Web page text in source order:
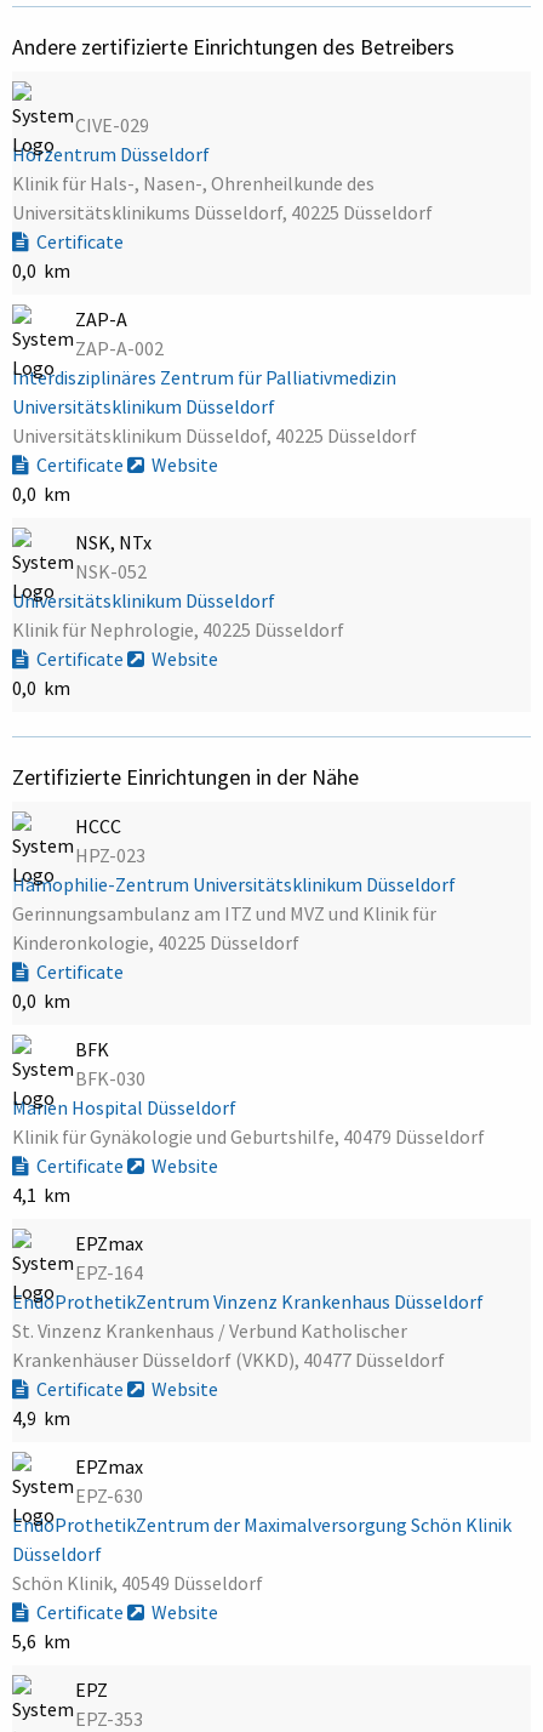
Andere zertifizierte Einrichtungen des Betreibers
CIVE-029
Hörzentrum Düsseldorf
Klinik für Hals-, Nasen-, Ohrenheilkunde des
Universitätsklinikums Düsseldorf, 40225 Düsseldorf
Certificate
0,0 km
ZAP-A
ZAP-A-002
Interdisziplinäres Zentrum für Palliativmedizin
Universitätsklinikum Düsseldorf
Universitätsklinikum Düsseldof, 40225 Düsseldorf
Certificate
Website
0,0 km
NSK, NTx
NSK-052
Universitätsklinikum Düsseldorf
Klinik für Nephrologie, 40225 Düsseldorf
Certificate
Website
0,0 km
Zertifizierte Einrichtungen in der Nähe
HCCC
HPZ-023
Hämophilie-Zentrum Universitätsklinikum Düsseldorf
Gerinnungsambulanz am ITZ und MVZ und Klinik für
Kinderonkologie, 40225 Düsseldorf
Certificate
0,0 km
BFK
BFK-030
Marien Hospital Düsseldorf
Klinik für Gynäkologie und Geburtshilfe, 40479 Düsseldorf
Certificate
Website
4,1 km
EPZmax
EPZ-164
EndoProthetikZentrum Vinzenz Krankenhaus Düsseldorf
St. Vinzenz Krankenhaus / Verbund Katholischer
Krankenhäuser Düsseldorf (VKKD), 40477 Düsseldorf
Certificate
Website
4,9 km
EPZmax
EPZ-630
EndoProthetikZentrum der Maximalversorgung Schön Klinik
Düsseldorf
Schön Klinik, 40549 Düsseldorf
Certificate
Website
5,6 km
EPZ
EPZ-353